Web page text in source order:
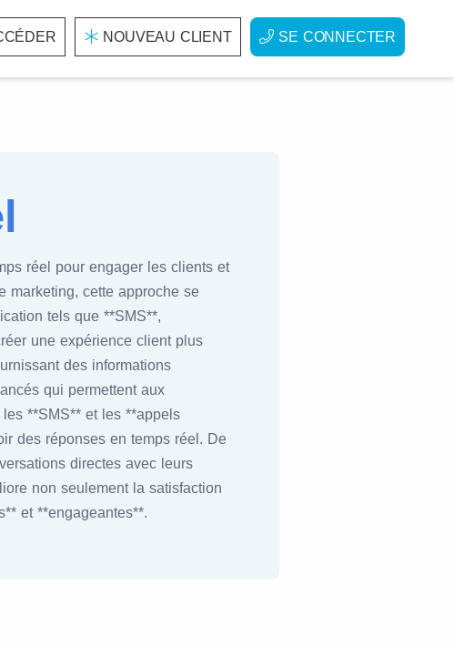
NOUVEAU CLIENT SE CONNECTER
réel pour engager les clients et
marketing, cette approche se
tels que **SMS**,
une expérience client plus
des informations
qui permettent aux
**SMS** et les **appels
des réponses en temps réel. De
directes avec leurs
non seulement la satisfaction
et **engageantes**.